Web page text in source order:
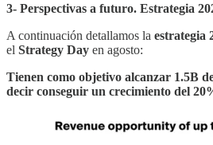
3- Perspectivas a futuro. Estrategia
A continuación detallamos la estrategia
el Strategy Day en agosto:
Tienen como objetivo alcanzar 1.5B
decir conseguir un crecimiento del